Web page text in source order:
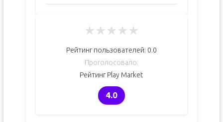
★★★★★
Рейтинг пользователей: 0.0
Проголосовало:
Рейтинг Play Market
4.0